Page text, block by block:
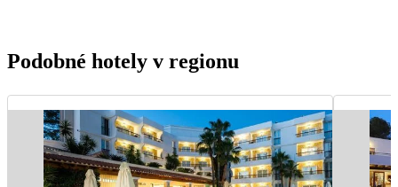
Podobné hotely v regionu